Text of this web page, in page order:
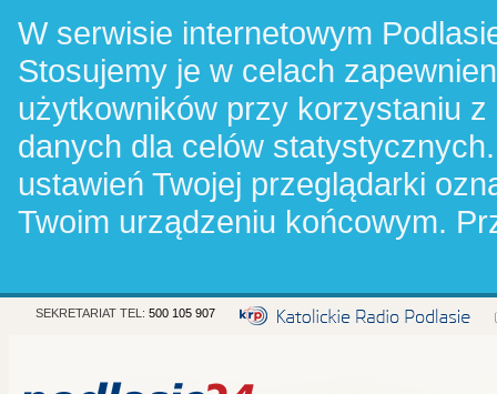
W serwisie internetowym
Stosujemy je w celach
użytkowników przy korzystaniu
danych dla celów
ustawień Twojej przeglądarki
Twoim urządzeniu końcowym.
SEKRETARIAT TEL: 500 105 907